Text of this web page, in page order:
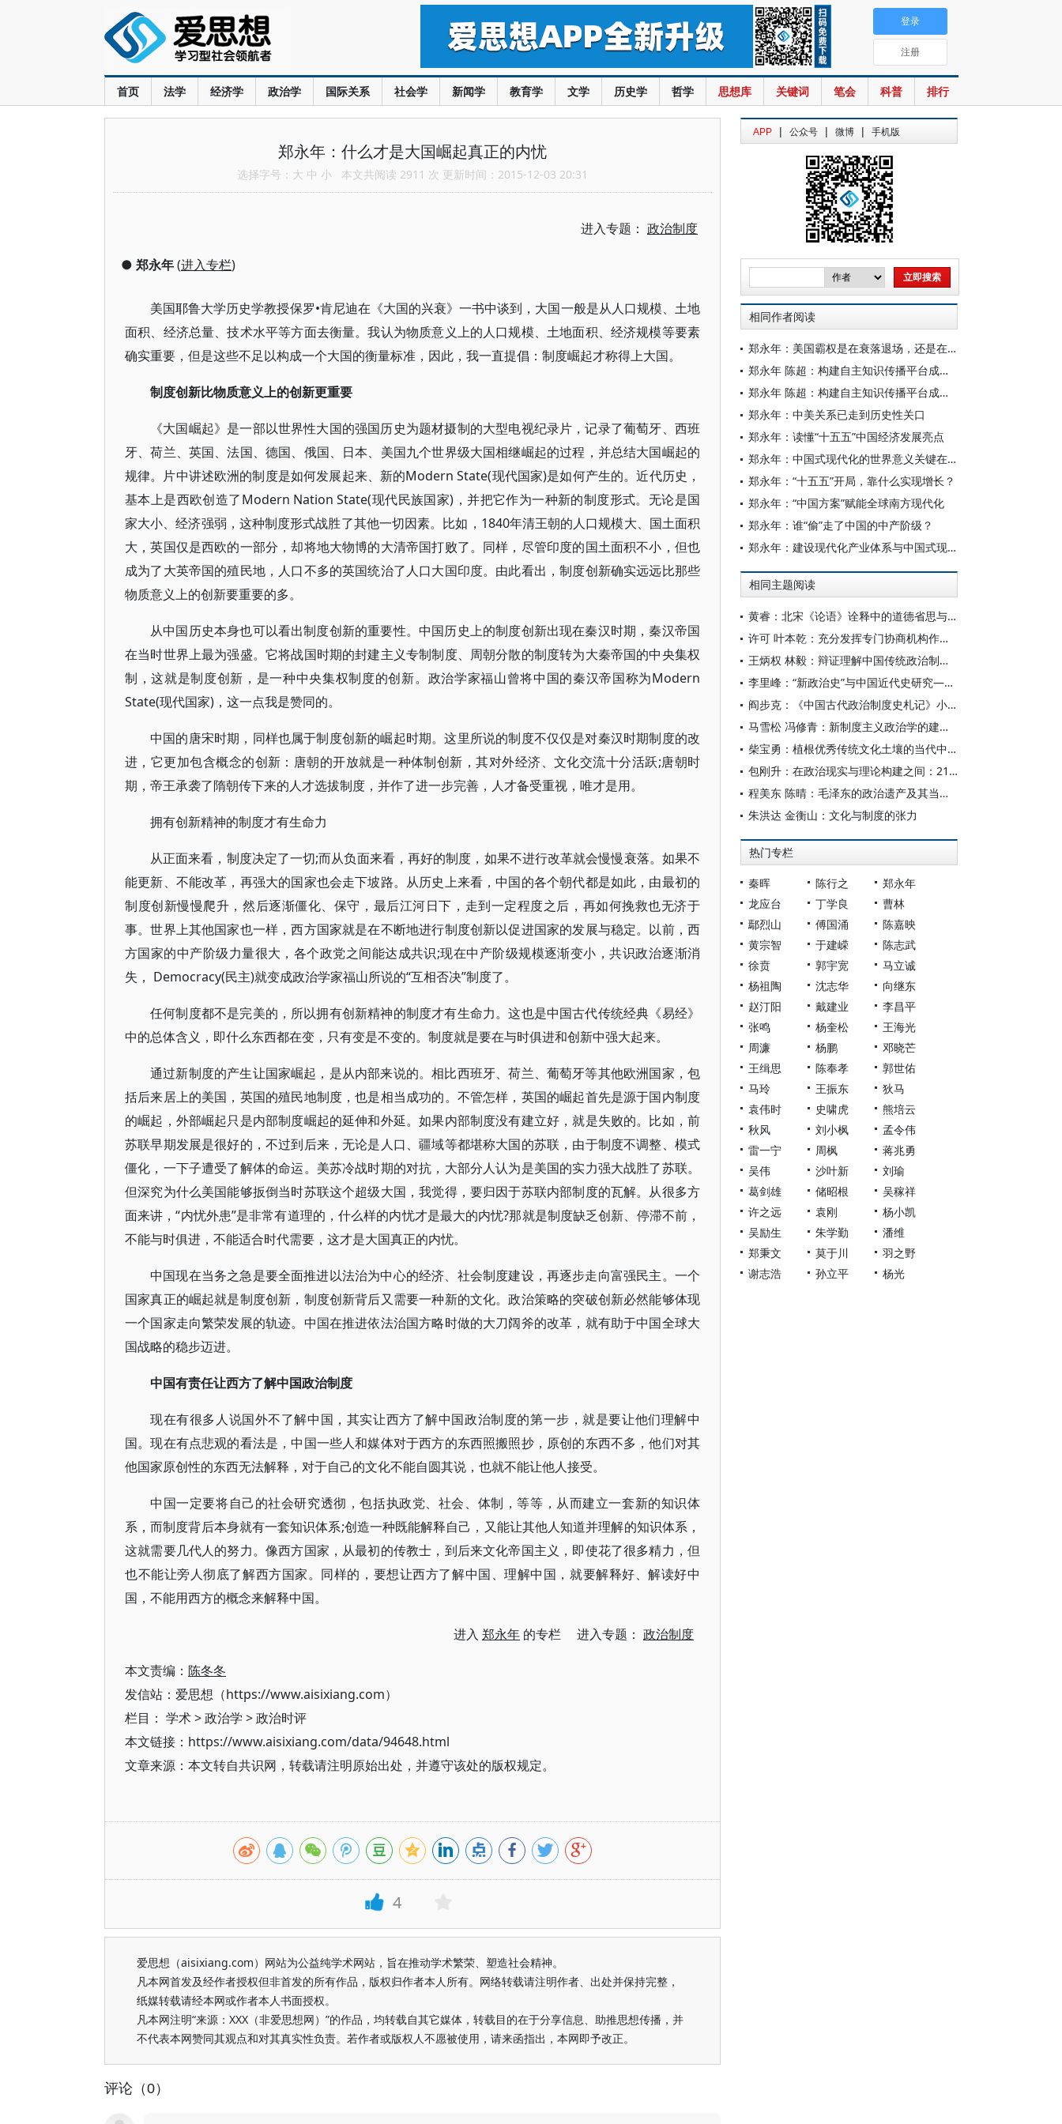
首页 法学 经济学 政治学 国际关系 社会学 新闻学 教育学 文学 历史学 哲学 思想库 关键词 笔会 科普 排行
登录
注册
郑永年：什么才是大国崛起真正的内忧
选择字号： 大 中 小 本文共阅读 2911 次 更新时间：2015-12-03 20:31
进入专题： 政治制度
● 郑永年(进入专栏)
美国耶鲁大学历史学教授保罗•肯尼迪在《大国的兴衰》一书中谈到，大国一般是从人口规模、土地
面积、经济总量、技术水平等方面去衡量。我认为物质意义上的人口规模、土地面积、经济规模等要素
确实重要，但是这些不足以构成一个大国的衡量标准，因此，我一直提倡：制度崛起才称得上大国。
制度创新比物质意义上的创新更重要
《大国崛起》是一部以世界性大国的强国历史为题材摄制的大型电视纪录片，记录了葡萄牙、西班
牙、荷兰、英国、法国、德国、俄国、日本、美国九个世界级大国相继崛起的过程，并总结大国崛起的
规律。片中讲述欧洲的制度是如何发展起来、新的Modern State(现代国家)是如何产生的。近代历史，
基本上是西欧创造了Modern Nation State(现代民族国家)，并把它作为一种新的制度形式。无论是国
家大小、经济强弱，这种制度形式战胜了其他一切因素。比如，1840年清王朝的人口规模大、国土面积
大，英国仅是西欧的一部分，却将地大物博的大清帝国打败了。同样，尽管印度的国土面积不小，但也
成为了大英帝国的殖民地，人口不多的英国统治了人口大国印度。由此看出，制度创新确实远远比那些
物质意义上的创新要重要的多。
从中国历史本身也可以看出制度创新的重要性。中国历史上的制度创新出现在秦汉时期，秦汉帝国
在当时世界上最为强盛。它将战国时期的封建主义专制制度、周朝分散的制度转为大秦帝国的中央集权
制，这就是制度创新，是一种中央集权制度的创新。政治学家福山曾将中国的秦汉帝国称为Modern
State(现代国家)，这一点我是赞同的。
中国的唐宋时期，同样也属于制度创新的崛起时期。这里所说的制度不仅仅是对秦汉时期制度的改
进，它更加包含概念的创新：唐朝的开放就是一种体制创新，其对外经济、文化交流十分活跃;唐朝时
期，帝王承袭了隋朝传下来的人才选拔制度，并作了进一步完善，人才备受重视，唯才是用。
拥有创新精神的制度才有生命力
从正面来看，制度决定了一切;而从负面来看，再好的制度，如果不进行改革就会慢慢衰落。如果不
能更新、不能改革，再强大的国家也会走下坡路。从历史上来看，中国的各个朝代都是如此，由最初的
制度创新慢慢爬升，然后逐渐僵化、保守，最后江河日下，走到一定程度之后，再如何挽救也无济于
事。世界上其他国家也一样，西方国家就是在不断地进行制度创新以促进国家的发展与稳定。以前，西
方国家的中产阶级力量很大，各个政党之间能达成共识;现在中产阶级规模逐渐变小，共识政治逐渐消
失， Democracy(民主)就变成政治学家福山所说的“互相否决”制度了。
任何制度都不是完美的，所以拥有创新精神的制度才有生命力。这也是中国古代传统经典《易经》
中的总体含义，即什么东西都在变，只有变是不变的。制度就是要在与时俱进和创新中强大起来。
通过新制度的产生让国家崛起，是从内部来说的。相比西班牙、荷兰、葡萄牙等其他欧洲国家，包
括后来居上的美国，英国的殖民地制度，也是相当成功的。不管怎样，英国的崛起首先是源于国内制度
的崛起，外部崛起只是内部制度崛起的延伸和外延。如果内部制度没有建立好，就是失败的。比如，前
苏联早期发展是很好的，不过到后来，无论是人口、疆域等都堪称大国的苏联，由于制度不调整、模式
僵化，一下子遭受了解体的命运。美苏冷战时期的对抗，大部分人认为是美国的实力强大战胜了苏联。
但深究为什么美国能够扳倒当时苏联这个超级大国，我觉得，要归因于苏联内部制度的瓦解。从很多方
面来讲，“内忧外患”是非常有道理的，什么样的内忧才是最大的内忧?那就是制度缺乏创新、停滞不前，
不能与时俱进，不能适合时代需要，这才是大国真正的内忧。
中国现在当务之急是要全面推进以法治为中心的经济、社会制度建设，再逐步走向富强民主。一个
国家真正的崛起就是制度创新，制度创新背后又需要一种新的文化。政治策略的突破创新必然能够体现
一个国家走向繁荣发展的轨迹。中国在推进依法治国方略时做的大刀阔斧的改革，就有助于中国全球大
国战略的稳步迈进。
中国有责任让西方了解中国政治制度
现在有很多人说国外不了解中国，其实让西方了解中国政治制度的第一步，就是要让他们理解中
国。现在有点悲观的看法是，中国一些人和媒体对于西方的东西照搬照抄，原创的东西不多，他们对其
他国家原创性的东西无法解释，对于自己的文化不能自圆其说，也就不能让他人接受。
中国一定要将自己的社会研究透彻，包括执政党、社会、体制，等等，从而建立一套新的知识体
系，而制度背后本身就有一套知识体系;创造一种既能解释自己，又能让其他人知道并理解的知识体系，
这就需要几代人的努力。像西方国家，从最初的传教士，到后来文化帝国主义，即使花了很多精力，但
也不能让旁人彻底了解西方国家。同样的，要想让西方了解中国、理解中国，就要解释好、解读好中
国，不能用西方的概念来解释中国。
进入 郑永年 的专栏 进入专题： 政治制度
本文责编： 陈冬冬
发信站：爱思想（https://www.aisixiang.com）
栏目： 学术>政治学 >政治时评
本文链接：https://www.aisixiang.com/data/94648.html
文章来源：本文转自共识网，转载请注明原始出处，并遵守该处的版权规定。
4
爱思想（aisixiang.com）网站为公益纯学术网站，旨在推动学术繁荣、塑造社会精神。
凡本网首发及经作者授权但非首发的所有作品，版权归作者本人所有。网络转载请注明作者、出处并保持完整，
纸媒转载请经本网或作者本人书面授权。
凡本网注明“来源：XXX（非爱思想网）”的作品，均转载自其它媒体，转载目的在于分享信息、助推思想传播，并
不代表本网赞同其观点和对其真实性负责。若作者或版权人不愿被使用，请来函指出，本网即予改正。
评论（0）
APP | 公众号 | 微博 | 手机版
相同作者阅读
郑永年：美国霸权是在衰落退场，还是在转质转型？
郑永年 陈超：构建自主知识传播平台成为紧迫的时代命题
郑永年 陈超：构建自主知识传播平台成为紧迫的时代命题
郑永年：中美关系已走到历史性关口
郑永年：读懂“十五五”中国经济发展亮点
郑永年：中国式现代化的世界意义关键在于“开源”
郑永年：“十五五”开局，靠什么实现增长？
郑永年：“中国方案”赋能全球南方现代化
郑永年：谁“偷”走了中国的中产阶级？
郑永年：建设现代化产业体系与中国式现代化
相同主题阅读
黄睿：北宋《论语》诠释中的道德省思与制度渊源
许可 叶本乾：充分发挥专门协商机构作用 把强国建设、民族复兴伟业不断推向前进
王炳权 林毅：辩证理解中国传统政治制度文明的当代意义
李里峰：“新政治史”与中国近代史研究——中国近代史“三大体系”建设（二）
阎步克：《中国古代政治制度史札记》小序
马雪松 冯修青：新制度主义政治学的建构主义转向
柴宝勇：植根优秀传统文化土壤的当代中国政治制度
包刚升：在政治现实与理论构建之间：21世纪以来的比较政治学
程美东 陈晴：毛泽东的政治遗产及其当代价值
朱洪达 金衡山：文化与制度的张力
热门专栏
秦晖 陈行之
郑永年
龙应台
丁学良
曹林
鄢烈山
傅国涌
陈嘉映
黄宗智
于建嵘
陈志武
徐贲
郭宇宽
马立诚
杨祖陶
沈志华
向继东
赵汀阳
戴建业
李昌平
张鸣
杨奎松
王海光
周濂
杨鹏
邓晓芒
王缉思
陈奉孝
郭世佑
马玲
王振东
狄马
袁伟时
史啸虎
熊培云
秋风
刘小枫
孟令伟
雷一宁
周枫
蒋兆勇
吴伟
沙叶新
刘瑜
葛剑雄
储昭根
吴稼祥
许之远
袁刚
杨小凯
吴励生
朱学勤
潘维
郑秉文
莫于川
羽之野
谢志浩
孙立平 杨光